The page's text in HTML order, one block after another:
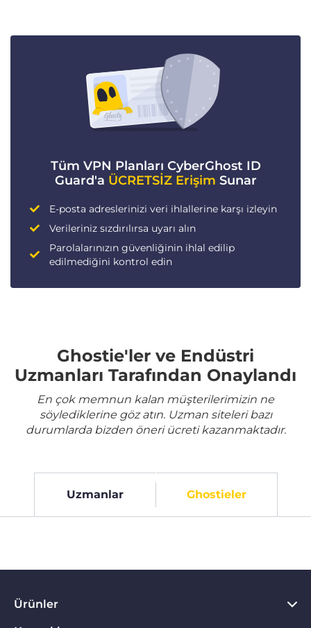
Tüm VPN Planları CyberGhost ID
Guard'a ÜCRETSİZ Erişim Sunar
E-posta adreslerinizi veri ihlallerine karşı izleyin
Verileriniz sızdırılırsa uyarı alın
Parolalarınızın güvenliğinin ihlal edilip
edilmediğini kontrol edin
Ghostie'ler ve Endüstri
Uzmanları Tarafından Onaylandı
En çok memnun kalan müşterilerimizin ne
söylediklerine göz atın. Uzman siteleri bazı
durumlarda bizden öneri ücreti kazanmaktadır.
Uzmanlar Ghostieler
Ürünler